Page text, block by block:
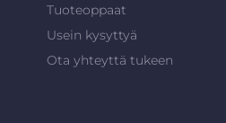
Tuoteoppaat
Usein kysyttyä
Ota yhteyttä tukeen